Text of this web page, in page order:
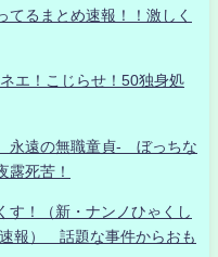
てるまとめ速報！！激しく
エ！こじらせ！50独身処
遠の無職童貞- ぼっちな
露死苦！
す！（新・ナンノひゃくし
報） 話題な事件からおも